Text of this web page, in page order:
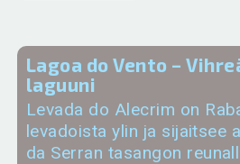
Lagoa do Vento –
laguuni
Levada do Alecrim on
levadoista ylin ja sijaitsee
da Serran tasangon